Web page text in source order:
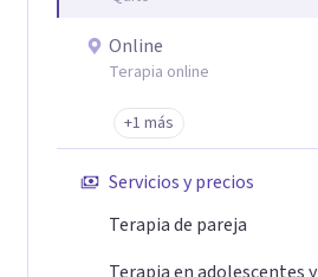
Online
Terapia online
+1 más
Servicios y precios
Terapia de pareja